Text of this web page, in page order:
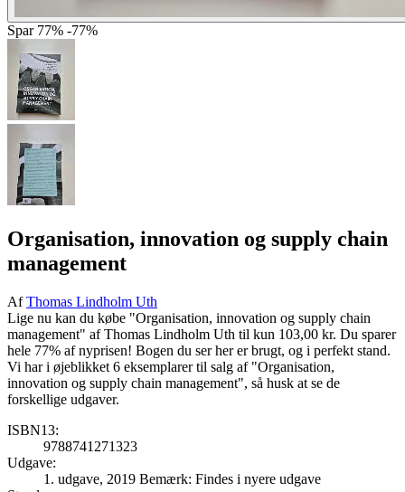
Spar 77% -77%
Organisation, innovation og supply chain
management
AfThomas Lindholm Uth
Lige nu kan du købe "Organisation, innovation og supply chain
management" af Thomas Lindholm Uth til kun 103,00 kr. Du sparer
hele 77% af nyprisen! Bogen du ser her er brugt, og i perfekt stand.
Vi har i øjeblikket 6 eksemplarer til salg af "Organisation,
innovation og supply chain management", så husk at se de
forskellige udgaver.
ISBN13:
9788741271323
Udgave:
1. udgave, 2019 Bemærk: Findes i nyere udgave